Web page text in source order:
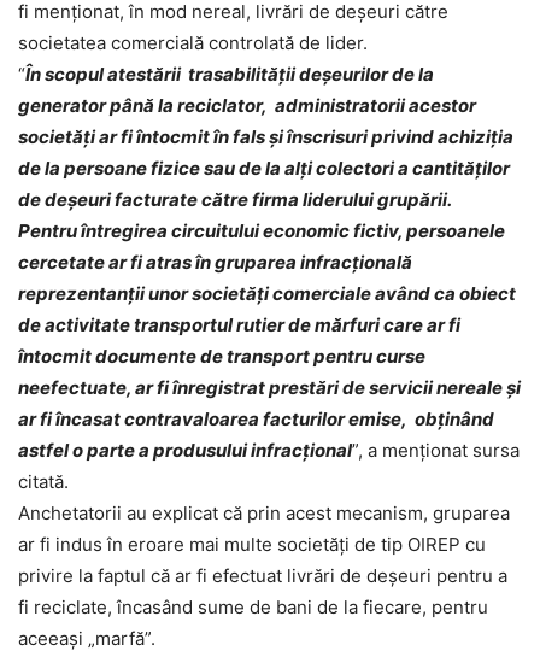
fi menţionat, în mod nereal, livrări de deşeuri către
societatea comercială controlată de lider.
“În scopul atestării trasabilităţii deşeurilor de la
generator până la reciclator, administratorii acestor
societăţi ar fi întocmit în fals şi înscrisuri privind achiziţia
de la persoane fizice sau de la alţi colectori a cantităţilor
de deşeuri facturate către firma liderului grupării.
Pentru întregirea circuitului economic fictiv, persoanele
cercetate ar fi atras în gruparea infracţională
reprezentanţii unor societăţi comerciale având ca obiect
de activitate transportul rutier de mărfuri care ar fi
întocmit documente de transport pentru curse
neefectuate, ar fi înregistrat prestări de servicii nereale şi
ar fi încasat contravaloarea facturilor emise, obţinând
astfel o parte a produsului infracţional”, a menţionat sursa
citată.
Anchetatorii au explicat că prin acest mecanism, gruparea
ar fi indus în eroare mai multe societăţi de tip OIREP cu
privire la faptul că ar fi efectuat livrări de deşeuri pentru a
fi reciclate, încasând sume de bani de la fiecare, pentru
aceeaşi „marfă”.